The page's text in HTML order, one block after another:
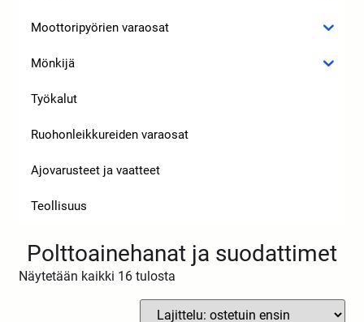
Moottoripyörien varaosat
Mönkijä
Työkalut
Ruohonleikkureiden varaosat
Ajovarusteet ja vaatteet
Teollisuus
Polttoainehanat ja suodattimet
Näytetään kaikki 16 tulosta